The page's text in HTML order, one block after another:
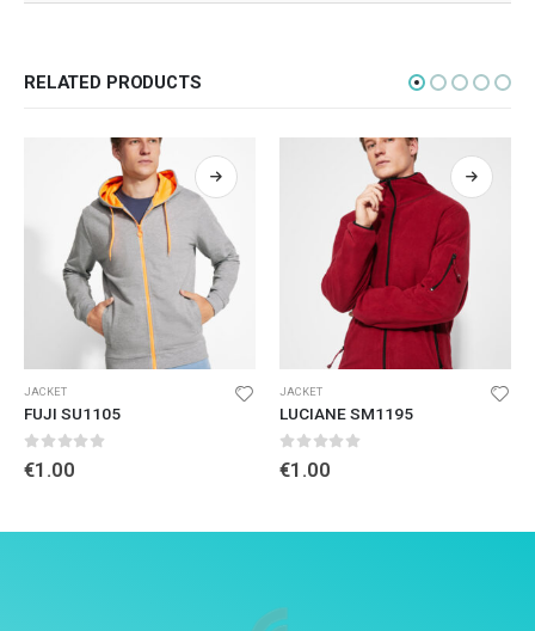
RELATED PRODUCTS
JACKET
FUJI SU1105
0out of 5
€1.00
JACKET
LUCIANE SM1195
0out of 5
€1.00